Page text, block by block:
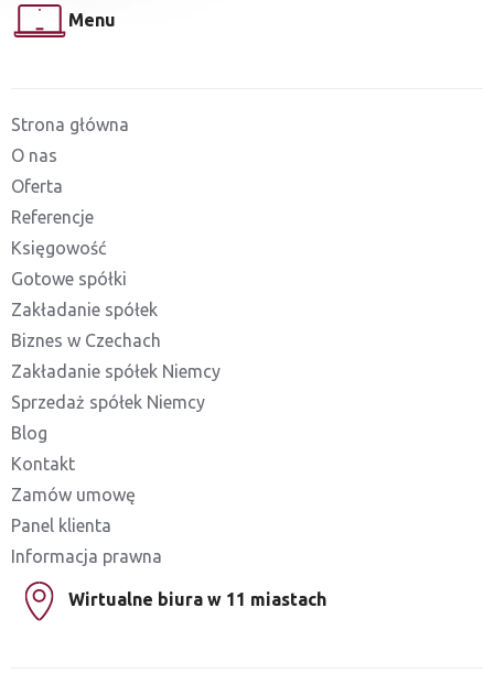
Menu
Strona główna
O nas
Oferta
Referencje
Księgowość
Gotowe spółki
Zakładanie spółek
Biznes w Czechach
Zakładanie spółek Niemcy
Sprzedaż spółek Niemcy
Blog
Kontakt
Zamów umowę
Panel klienta
Informacja prawna
Wirtualne biura w 11 miastach